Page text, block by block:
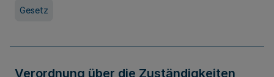
Gesetz
Verordnung über die Zuständigkeiten